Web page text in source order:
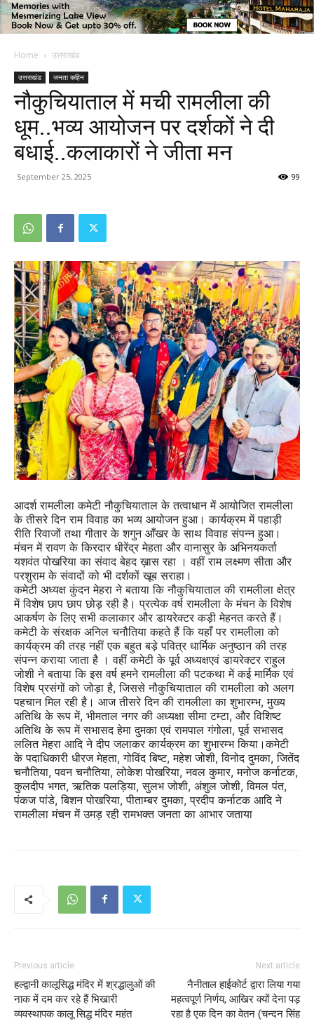
Home उत्तराखंड
उत्तराखंड जनता कहिन
नौकुचियाताल में मची रामलीला की
धूम..भव्य आयोजन पर दर्शकों ने दी
बधाई..कलाकारों ने जीता मन
September 25, 2025 99
आदर्श रामलीला कमेटी नौकुचियाताल के तत्वाधान में आयोजित रामलीला
के तीसरे दिन राम विवाह का भव्य आयोजन हुआ। कार्यक्रम में पहाड़ी
रीति रिवाजों तथा गीतार के शगुन आँखर के साथ विवाह संपन्न हुआ।
मंचन में रावण के किरदार धीरेंद्र मेहता और वानासुर के अभिनयकर्ता
यशवंत पोखरिया का संवाद बेहद ख़ास रहा । वहीं राम लक्ष्मण सीता और
परशुराम के संवादों को भी दर्शकों खूब सराहा।
कमेटी अध्यक्ष कुंदन मेहरा ने बताया कि नौकुचियाताल की रामलीला क्षेत्र
में विशेष छाप छाप छोड़ रही है। प्रत्येक वर्ष रामलीला के मंचन के विशेष
आकर्षण के लिए सभी कलाकार और डायरेक्टर कड़ी मेहनत करते हैं।
कमेटी के संरक्षक अनिल चनौतिया कहते हैं कि यहाँ पर रामलीला को
कार्यक्रम की तरह नहीं एक बहुत बड़े पवित्र धार्मिक अनुष्ठान की तरह
संपन्न कराया जाता है । वहीं कमेटी के पूर्व अध्यक्षएवं डायरेक्टर राहुल
जोशी ने बताया कि इस वर्ष हमने रामलीला की पटकथा में कई मार्मिक एवं
विशेष प्रसंगों को जोड़ा है, जिससे नौकुचियाताल की रामलीला को अलग
पहचान मिल रही है। आज तीसरे दिन की रामलीला का शुभारम्भ, मुख्य
अतिथि के रूप में, भीमताल नगर की अध्यक्षा सीमा टम्टा, और विशिष्ट
अतिथि के रूप में सभासद हेमा दुमका एवं रामपाल गंगोला, पूर्व सभासद
ललित मेहरा आदि ने दीप जलाकर कार्यक्रम का शुभारम्भ किया।कमेटी
के पदाधिकारी धीरज मेहता, गोविंद बिष्ट, महेश जोशी, विनोद दुमका, जितेंद
चनौतिया, पवन चनौतिया, लोकेश पोखरिया, नवल कुमार, मनोज कर्नाटक,
कुलदीप भगत, ऋतिक पलड़िया, सुलभ जोशी, अंशुल जोशी, विमल पंत,
पंकज पांडे, बिशन पोखरिया, पीताम्बर दुमका, प्रदीप कर्नाटक आदि ने
रामलीला मंचन में उमड़ रही रामभक्त जनता का आभार जताया
Previous article
हल्द्वानी कालूसिद्ध मंदिर में श्रद्धालुओं की
नाक में दम कर रहे हैं भिखारी
व्यवस्थापक कालू सिद्ध मंदिर महंत
Next article
नैनीताल हाईकोर्ट द्वारा लिया गया
महत्वपूर्ण निर्णय, आखिर क्यों देना पड़
रहा है एक दिन का वेतन (चन्दन सिंह